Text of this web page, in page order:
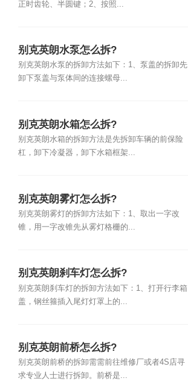
正时齿轮、半圆键；2、按照...
别克英朗水泵怎么拆?
别克英朗水泵的拆卸方法如下：1、泵盖的拆卸先
卸下泵盖与泵体间的连接螺母...
别克英朗水箱怎么拆?
别克英朗水箱的拆卸方法是先拆卸车辆的前保险
杠，卸下冷凝器，卸下水箱框架...
别克英朗雾灯怎么拆?
别克英朗雾灯的拆卸方法如下：1、取出一字改
锥，用一字改锥先从雾灯格栅的...
别克英朗刹车灯怎么拆?
别克英朗刹车灯的拆卸方法如下：1、打开行李箱
盖，钢丝箍插入尾灯灯罩上的...
别克英朗前桥怎么拆?
别克英朗前桥的拆卸需需前往维修厂或者4S店寻
求专业人士进行拆卸。前桥是...